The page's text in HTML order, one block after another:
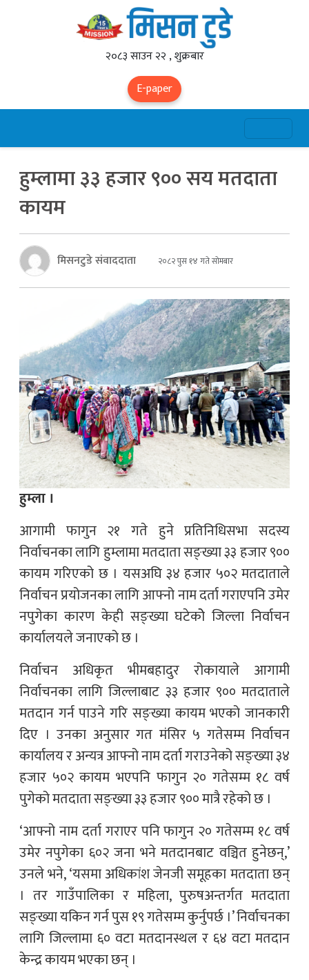
२०८३ साउन २२ , शुक्रबार
E-paper
हुम्लामा ३३ हजार ९०० सय मतदाता
कायम
मिसनटुडे संवाददाता २०८२ पुस १४ गते सोमबार
हुम्ला ।
आगामी फागुन २१ गते हुने प्रतिनिधिसभा सदस्य
निर्वाचनका लागि हुम्लामा मतदाता सङ्ख्या ३३ हजार ९००
कायम गरिएको छ । यसअघि ३४ हजार ५०२ मतदाताले
निर्वाचन प्रयोजनका लागि आफ्नो नाम दर्ता गराएपनि उमेर
नपुगेका कारण केही सङ्ख्या घटेकोे जिल्ला निर्वाचन
कार्यालयले जनाएको छ ।
निर्वाचन अधिकृत भीमबहादुर रोकायाले आगामी
निर्वाचनका लागि जिल्लाबाट ३३ हजार ९०० मतदाताले
मतदान गर्न पाउने गरि सङ्ख्या कायम भएको जानकारी
दिए । उनका अनुसार गत मंसिर ५ गतेसम्म निर्वाचन
कार्यालय र अन्यत्र आफ्नो नाम दर्ता गराउनेको सङ्ख्या ३४
हजार ५०२ कायम भएपनि फागुन २० गतेसम्म १८ वर्ष
पुगेको मतदाता सङ्ख्या ३३ हजार ९०० मात्रै रहेको छ ।
‘आफ्नो नाम दर्ता गराएर पनि फागुन २० गतेसम्म १८ वर्ष
उमेर नपुगेका ६०२ जना भने मतदानबाट वञ्चित हुनेछन्,’
उनले भने, ‘यसमा अधिकांश जेनजी समूहका मतदाता छन्
। तर गाउँपालिका र महिला, पुरुषअन्तर्गत मतदाता
सङ्ख्या यकिन गर्न पुस १९ गतेसम्म कुर्नुपर्छ ।’ निर्वाचनका
लागि जिल्लामा ६० वटा मतदानस्थल र ६४ वटा मतदान
केन्द्र कायम भएका छन् ।